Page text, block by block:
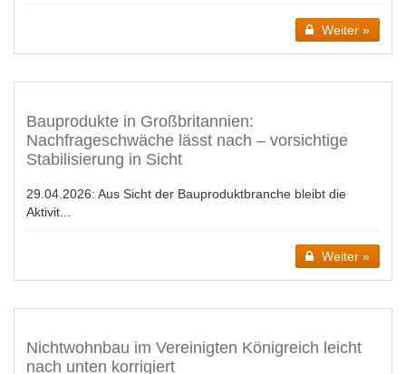
Weiter »
Bauprodukte in Großbritannien:
Nachfrageschwäche lässt nach – vorsichtige
Stabilisierung in Sicht
29.04.2026: Aus Sicht der Bauproduktbranche bleibt die
Aktivit...
Weiter »
Nichtwohnbau im Vereinigten Königreich leicht
nach unten korrigiert